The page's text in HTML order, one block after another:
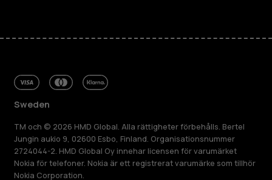
Sweden
TM och © 2026 HMD Global. Alla rättigheter förbehålls. Bertel
Jungin aukio 9, 02600 Esbo, Finland. Organisationsnummer
2724044-2. HMD Global Oy innehar licensen för varumärket
Nokia för telefoner. Nokia är ett registrerat varumärke som tillhör
Nokia Corporation.